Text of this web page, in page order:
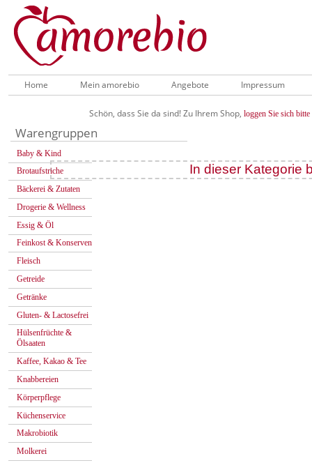
Home Mein amorebio Angebote Impressum
Schön, dass Sie da sind! Zu Ihrem Shop, loggen Sie sich bitte
Warengruppen
Baby & Kind
Brotaufstriche
Bäckerei & Zutaten
Drogerie & Wellness
Essig & Öl
Feinkost & Konserven
Fleisch
Getreide
Getränke
Gluten- & Lactosefrei
Hülsenfrüchte &
Ölsaaten
Kaffee, Kakao & Tee
Knabbereien
Körperpflege
Küchenservice
Makrobiotik
Molkerei
In dieser Kategorie